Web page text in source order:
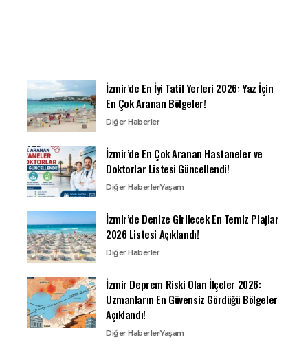
İzmir’de En İyi Tatil Yerleri 2026: Yaz İçin
En Çok Aranan Bölgeler!
Diğer Haberler
İzmir’de En Çok Aranan Hastaneler ve
Doktorlar Listesi Güncellendi!
Diğer HaberlerYaşam
İzmir’de Denize Girilecek En Temiz Plajlar
2026 Listesi Açıklandı!
Diğer Haberler
İzmir Deprem Riski Olan İlçeler 2026:
Uzmanların En Güvensiz Gördüğü Bölgeler
Açıklandı!
Diğer HaberlerYaşam